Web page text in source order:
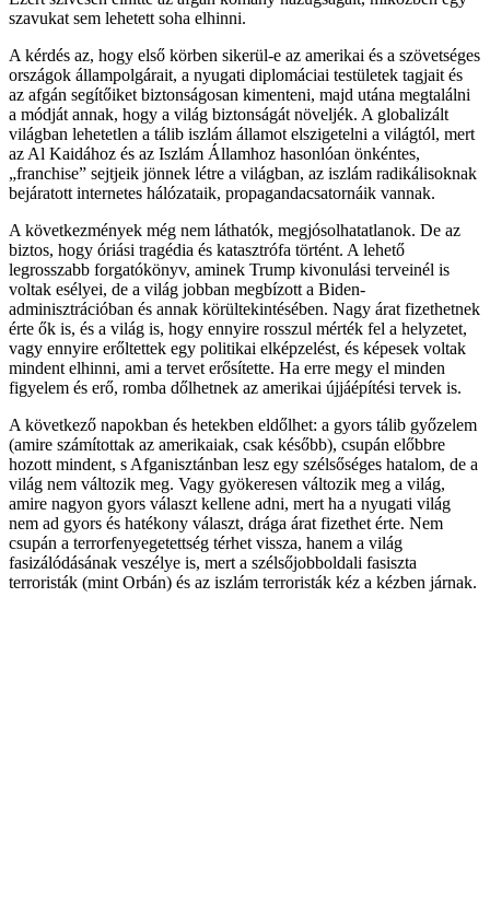
szavukat sem lehetett soha elhinni.
A kérdés az, hogy első körben sikerül-e az amerikai és a szövetséges
országok állampolgárait, a nyugati diplomáciai testületek tagjait és
az afgán segítőiket biztonságosan kimenteni, majd utána megtalálni
a módját annak, hogy a világ biztonságát növeljék. A globalizált
világban lehetetlen a tálib iszlám államot elszigetelni a világtól, mert
az Al Kaidához és az Iszlám Államhoz hasonlóan önkéntes,
„franchise” sejtjeik jönnek létre a világban, az iszlám radikálisoknak
bejáratott internetes hálózataik, propagandacsatornáik vannak.
A következmények még nem láthatók, megjósolhatatlanok. De az
biztos, hogy óriási tragédia és katasztrófa történt. A lehető
legrosszabb forgatókönyv, aminek Trump kivonulási terveinél is
voltak esélyei, de a világ jobban megbízott a Biden-
adminisztrációban és annak körültekintésében. Nagy árat fizethetnek
érte ők is, és a világ is, hogy ennyire rosszul mérték fel a helyzetet,
vagy ennyire erőltettek egy politikai elképzelést, és képesek voltak
mindent elhinni, ami a tervet erősítette. Ha erre megy el minden
figyelem és erő, romba dőlhetnek az amerikai újjáépítési tervek is.
A következő napokban és hetekben eldőlhet: a gyors tálib győzelem
(amire számítottak az amerikaiak, csak később), csupán előbbre
hozott mindent, s Afganisztánban lesz egy szélsőséges hatalom, de a
világ nem változik meg. Vagy gyökeresen változik meg a világ,
amire nagyon gyors választ kellene adni, mert ha a nyugati világ
nem ad gyors és hatékony választ, drága árat fizethet érte. Nem
csupán a terrorfenyegetettség térhet vissza, hanem a világ
fasizálódásának veszélye is, mert a szélsőjobboldali fasiszta
terroristák (mint Orbán) és az iszlám terroristák kéz a kézben járnak.